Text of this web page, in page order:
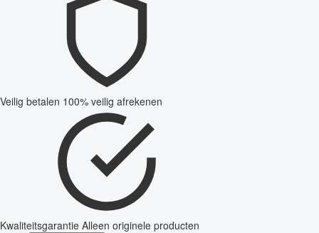
Veilig betalen 100% veilig afrekenen
Kwaliteitsgarantie Alleen originele producten